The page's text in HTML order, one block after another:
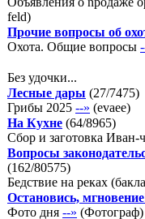
feld)
Прочие вопросы об
Охота. Общие вопросы
Без удочки...
Лесные дары (27/7475)
Грибы 2025 --» (evaee)
На Кухне (64/8965)
Сбор и заготовка Иван-
Вопросы
(162/80575)
Бедствие на реках
Остановись,
Фото дня --» (Фотограф)